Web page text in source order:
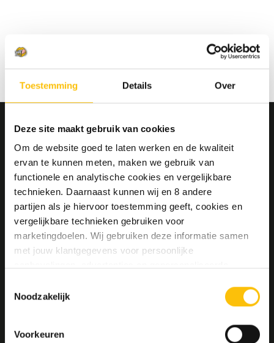
Toestemming Details Over
Deze site maakt gebruik van cookies
Om de website goed te laten werken en de kwaliteit
ervan te kunnen meten, maken we gebruik van
functionele en analytische cookies en vergelijkbare
technieken. Daarnaast kunnen wij en 8 andere
partijen als je hiervoor toestemming geeft, cookies en
vergelijkbare technieken gebruiken voor
marketingdoelen. Wij gebruiken deze informatie samen
met jouw klantgegevens voor persoonlijke
ervaringen: je eigen DTDD (gepersonaliseerde
aanbevelingen, functionaliteiten en communicatie binnen
dtdd.nl (relevante advertenties op websites en apps van
Noodzakelijk
Voorkeuren
EN ONTVANG 10% KORTING!
Ja, ik ontvang graag jullie wekelijkse
nieuwsbrief met nieuws en aanbiedingen.
Mijn gegevens worden verwerkt volgens het
privacybeleid